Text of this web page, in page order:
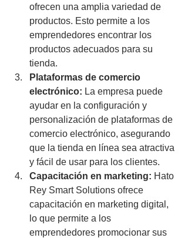
ofrecen una amplia variedad de
productos. Esto permite a los
emprendedores encontrar los
productos adecuados para su
tienda.
Plataformas de comercio
electrónico: La empresa puede
ayudar en la configuración y
personalización de plataformas de
comercio electrónico, asegurando
que la tienda en línea sea atractiva
y fácil de usar para los clientes.
Capacitación en marketing: Hato
Rey Smart Solutions ofrece
capacitación en marketing digital,
lo que permite a los
emprendedores promocionar sus